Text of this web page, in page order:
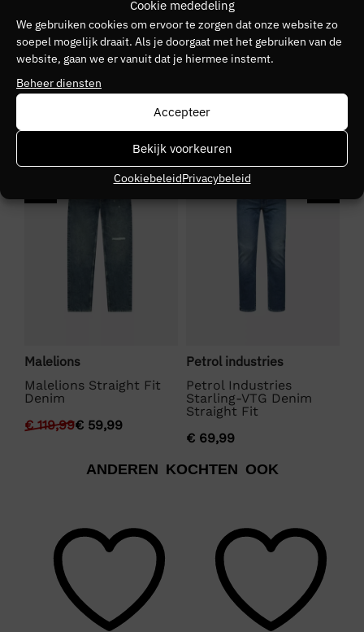
Cookie mededeling
We gebruiken cookies om ervoor te zorgen dat onze website zo
soepel mogelijk draait. Als je doorgaat met het gebruiken van de
website, gaan we er vanuit dat je hiermee instemt.
Beheer diensten
Accepteer
Bekijk voorkeuren
CookiebeleidPrivacybeleid
Kleurnummer
VZ26
Kleurgroep
light
Malelions
Malelions Straight Fit
Denim
€119,99€ 59,99
NIEUW
Petrol industries
Petrol Industries
Starling-VTG Denim
Straight Fit
€ 69,99
ANDEREN KOCHTEN OOK